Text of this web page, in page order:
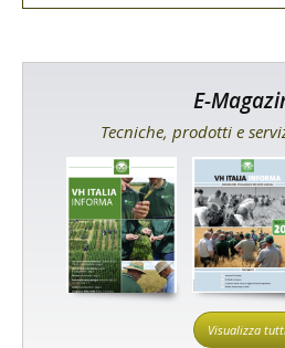
E-
Tecniche, prodotti e
Visualizza